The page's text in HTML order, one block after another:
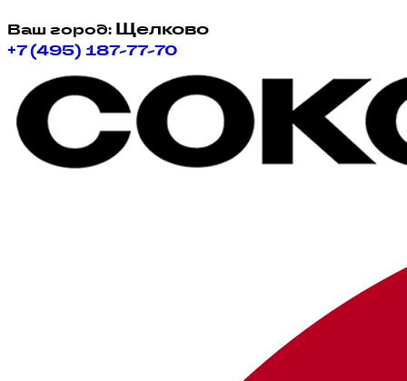
Ваш город: Щелково
+7 (495) 187-77-70